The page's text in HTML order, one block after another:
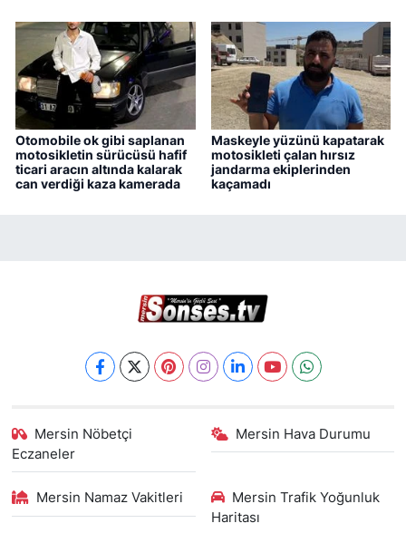
Otomobile ok gibi saplanan
motosikletin sürücüsü hafif
ticari aracın altında kalarak
can verdiği kaza kamerada
Maskeyle yüzünü kapatarak
motosikleti çalan hırsız
jandarma ekiplerinden
kaçamadı
Mersin Nöbetçi
Eczaneler
Mersin Hava Durumu
Mersin Namaz Vakitleri
Mersin Trafik Yoğunluk
Haritası